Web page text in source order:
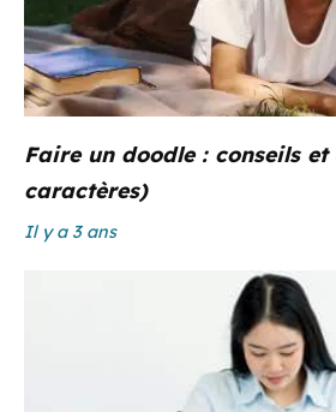
Faire un doodle : conseils et
caractères)
Il y a 3 ans